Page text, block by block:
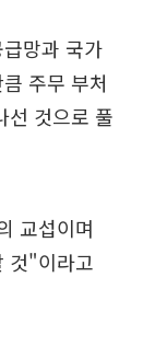
망과 국가
주무 부처
선 것으로 풀
교섭이며
것"이라고